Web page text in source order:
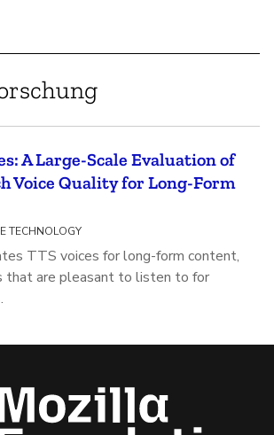
A Large-Scale Evaluation of
Voice Quality for Long-Form
TECHNOLOGY
TTS voices for long-form content,
that are pleasant to listen to for